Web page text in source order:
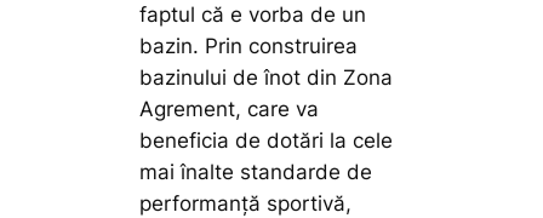
faptul că e vorba de un
bazin. Prin construirea
bazinului de înot din Zona
Agrement, care va
beneficia de dotări la cele
mai înalte standarde de
performanță sportivă,